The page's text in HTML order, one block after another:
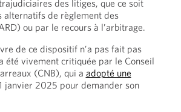
des litiges, que ce soit
alternatifs de règlement des
ou par le recours à l’arbitrage.
de ce dispositif n’a pas fait pas
été vivement critiquée par le Conseil
(CNB), qui a adopté une
janvier 2025 pour demander son